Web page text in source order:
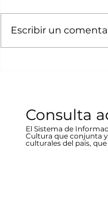
A cargo de la
chihuahuense de rock
Escribir un
Consulta
El Sistema de
Cultura que conjunta
culturales del país,